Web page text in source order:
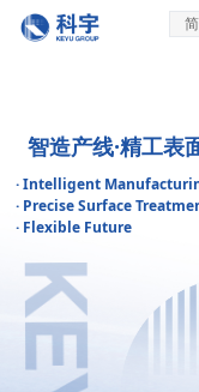
智造产线·精工表
· Intelligent
· Precise Surface
· Flexible Future